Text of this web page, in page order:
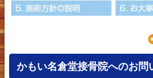
かもい名倉堂接骨院へのお問